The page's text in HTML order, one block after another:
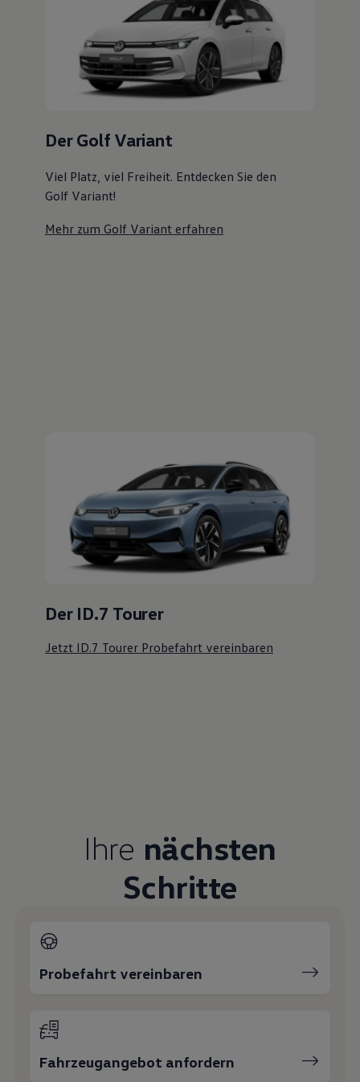
Volkswagen Apps, Login und Shop
Handy und Fahrzeug verbinden
Updates für Software, Karten und Radio
Über Ihr Auto
Vorgängermodelle
Kundeninformationen
Volkswagen Kundenbetreuung
Assistenzsysteme
Digitale Betriebsanleitung
Magazin
Lifestyle
Transport
Elektromobilität
Der Golf Variant
Viel Platz, viel Freiheit. Entdecken Sie den
Golf Variant!
Mehr zum Golf Variant erfahren
Der ID.7 Tourer
Jetzt ID.7 Tourer Probefahrt vereinbaren
Ihre nächsten
Schritte
Probefahrt vereinbaren
Fahrzeugangebot anfordern